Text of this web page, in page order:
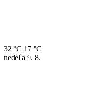
32 °C 17 °C
nedeľa 9. 8.